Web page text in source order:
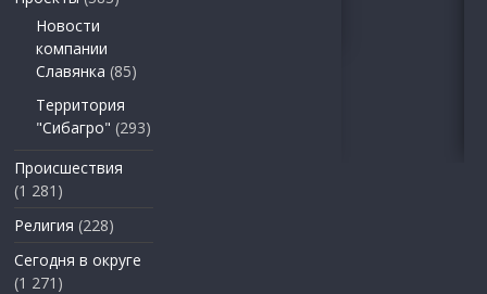
Новости
компании
Славянка (85)
Территория
"Сибагро" (293)
Происшествия
(1 281)
Религия (228)
Сегодня в округе
(1 271)